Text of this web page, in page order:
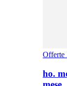
Offerte
ho.